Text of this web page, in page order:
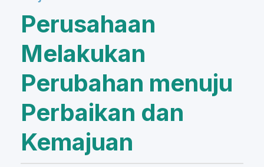
Perusahaan
Melakukan
Perubahan menuju
Perbaikan dan
Kemajuan